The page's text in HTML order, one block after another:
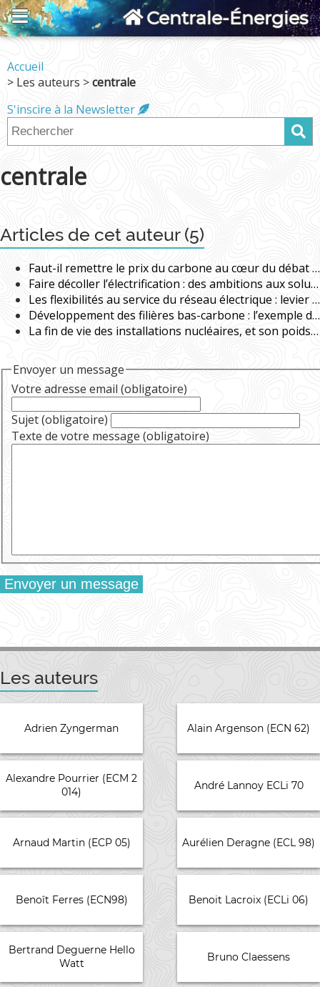
Centrale-Énergies
Accueil
> Les auteurs >centrale
S'inscire à la Newsletter
centrale
Articles de cet auteur (5)
Faut-il remettre le prix du carbone au cœur du débat ? mardi 13 janvier 2026
Faire décoller l’électrification : des ambitions aux solutions Jeudi 6 novembre
Les flexibilités au service du réseau électrique : levier de la transition énergétique Mercredi 11 juin 2025
Développement des filières bas-carbone : l’exemple de l’aéronautique Mardi 24 juin 2025
La fin de vie des installations nucléaires, et son poids carbone dans le cycle de vie de la production électrique jeudi 9 octobre 2025
Envoyer un message
Votre adresse email (obligatoire)
Sujet (obligatoire)
Texte de votre message (obligatoire)
Les auteurs
Adrien Zyngerman Alain Argenson (ECN 62)
Alexandre Pourrier (ECM 2
014)
André Lannoy ECLi 70
Arnaud Martin (ECP 05) Aurélien Deragne (ECL 98)
Benoît Ferres (ECN98) Benoit Lacroix (ECLi 06)
Bertrand Deguerne Hello
Watt
Bruno Claessens